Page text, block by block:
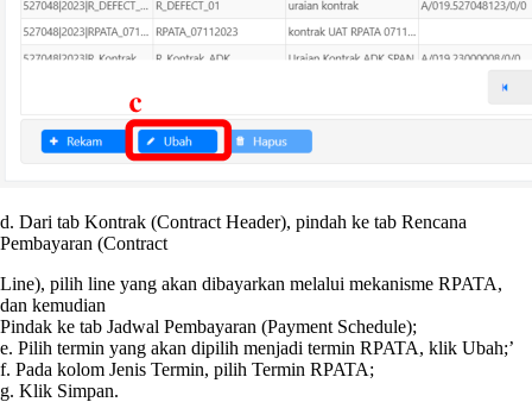
d. Dari tab Kontrak (Contract Header), pindah ke tab Rencana
Pembayaran (Contract
Line), pilih line yang akan dibayarkan melalui mekanisme RPATA,
dan kemudian
Pindak ke tab Jadwal Pembayaran (Payment Schedule);
e. Pilih termin yang akan dipilih menjadi termin RPATA, klik Ubah;’
f. Pada kolom Jenis Termin, pilih Termin RPATA;
g. Klik Simpan.